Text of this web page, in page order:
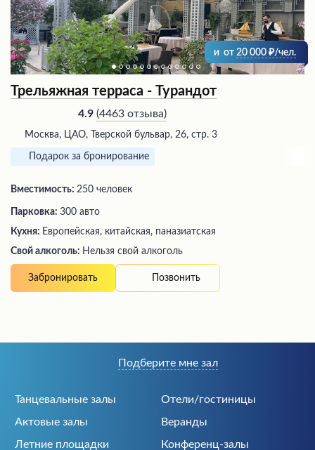
и от 20 000 /чел.
Трельяжная терраса - Турандот
4.9 (4463 отзыва)
Москва, ЦАО, Тверской бульвар, 26, стр. 3
Подарок за бронирование
Вместимость: 250 человек
Парковка: 300 авто
Кухня: Европейская, китайская, паназиатская
Свой алкоголь: Нельзя свой алкоголь
Забронировать Позвонить
Танцевальные залы
Отели/гостиницы
Актовые залы
Веранды
Летние площадки
Конференц-залы
Подберите мне зал